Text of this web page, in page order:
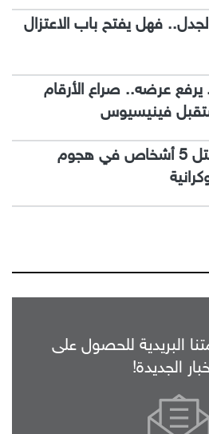
الجدل.. فهل يفتح باب الاعتزال
يرفع عرضه.. صراع الأرقام
فينيسيوس
روسيا: مقتل 5 أشخاص في هجوم
البريدية للحصول على
الجديدة!